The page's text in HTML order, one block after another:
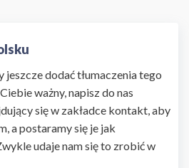
jeszcze dodać tłumaczenia tego
ważny, napisz do nas
się w zakładce kontakt, aby
a postaramy się je jak
udaje nam się to zrobić w